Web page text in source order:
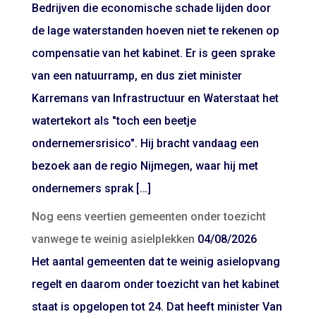
Bedrijven die economische schade lijden door
de lage waterstanden hoeven niet te rekenen op
compensatie van het kabinet. Er is geen sprake
van een natuurramp, en dus ziet minister
Karremans van Infrastructuur en Waterstaat het
watertekort als "toch een beetje
ondernemersrisico". Hij bracht vandaag een
bezoek aan de regio Nijmegen, waar hij met
ondernemers sprak […]
Nog eens veertien gemeenten onder toezicht
vanwege te weinig asielplekken 04/08/2026
Het aantal gemeenten dat te weinig asielopvang
regelt en daarom onder toezicht van het kabinet
staat is opgelopen tot 24. Dat heeft minister Van